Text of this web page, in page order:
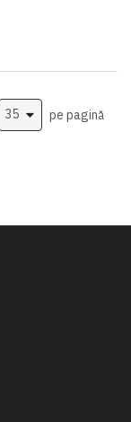
pe pagină